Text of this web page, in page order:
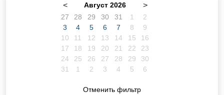
< Август 2026 >
27 28 29 30 31 1
2
3
4 5 6 7 8
9
10
11 12 13 14 15
16
17
18 19 20 21 22
23
24
25 26 27 28 29
30
31
1 2 3 4 5 6
Отменить фильтр